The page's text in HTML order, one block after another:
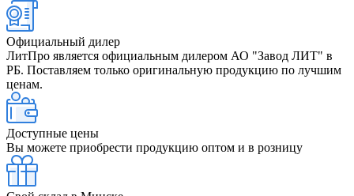
Официальный дилер
ЛитПро является официальным дилером АО "Завод ЛИТ" в
РБ. Поставляем только оригинальную продукцию по лучшим
ценам.
Доступные цены
Вы можете приобрести продукцию оптом и в розницу